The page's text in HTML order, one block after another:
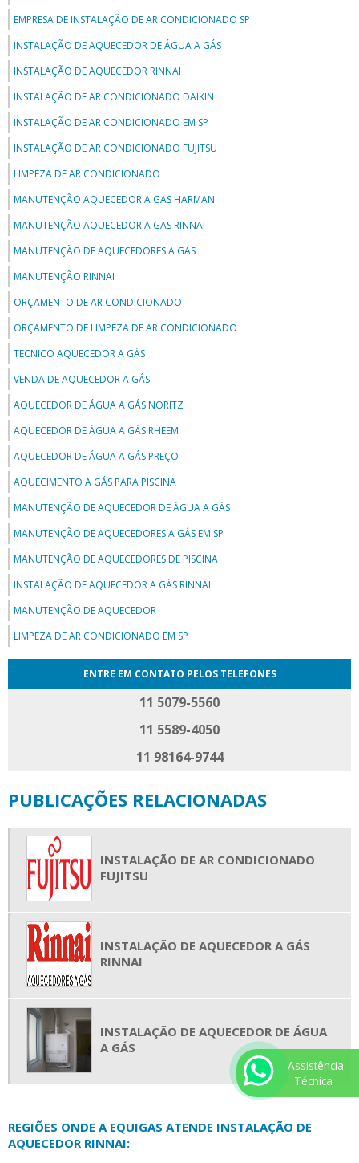
EMPRESA DE INSTALAÇÃO DE AR CONDICIONADO SP
INSTALAÇÃO DE AQUECEDOR DE ÁGUA A GÁS
INSTALAÇÃO DE AQUECEDOR RINNAI
INSTALAÇÃO DE AR CONDICIONADO DAIKIN
INSTALAÇÃO DE AR CONDICIONADO EM SP
INSTALAÇÃO DE AR CONDICIONADO FUJITSU
LIMPEZA DE AR CONDICIONADO
MANUTENÇÃO AQUECEDOR A GAS HARMAN
MANUTENÇÃO AQUECEDOR A GAS RINNAI
MANUTENÇÃO DE AQUECEDORES A GÁS
MANUTENÇÃO RINNAI
ORÇAMENTO DE AR CONDICIONADO
ORÇAMENTO DE LIMPEZA DE AR CONDICIONADO
TECNICO AQUECEDOR A GÁS
VENDA DE AQUECEDOR A GÁS
AQUECEDOR DE ÁGUA A GÁS NORITZ
AQUECEDOR DE ÁGUA A GÁS RHEEM
AQUECEDOR DE ÁGUA A GÁS PREÇO
AQUECIMENTO A GÁS PARA PISCINA
MANUTENÇÃO DE AQUECEDOR DE ÁGUA A GÁS
MANUTENÇÃO DE AQUECEDORES A GÁS EM SP
MANUTENÇÃO DE AQUECEDORES DE PISCINA
INSTALAÇÃO DE AQUECEDOR A GÁS RINNAI
MANUTENÇÃO DE AQUECEDOR
LIMPEZA DE AR CONDICIONADO EM SP
ENTRE EM CONTATO PELOS TELEFONES
11 5079-5560
11 5589-4050
11 98164-9744
PUBLICAÇÕES RELACIONADAS
INSTALAÇÃO DE AR CONDICIONADO
FUJITSU
INSTALAÇÃO DE AQUECEDOR A GÁS
RINNAI
INSTALAÇÃO DE AQUECEDOR DE ÁGUA
A GÁS
REGIÕES ONDE A EQUIGAS ATENDE INSTALAÇÃO DE
AQUECEDOR RINNAI:
Assistência
Técnica